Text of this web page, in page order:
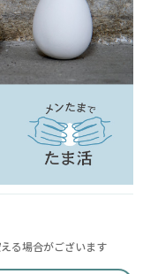
る場合がございます